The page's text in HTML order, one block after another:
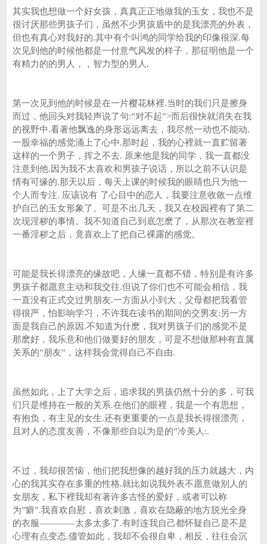
其实我也想做一个好女孩，真真正正地做我的玉女，我也不是
很讨厌那些男孩子们，虽然不少男孩盾中的是我漂亮的外表，
但也有真心对我好的.其中有个叫鸿的同学给我的印像很深.每
次见到他的时候他都是一付意气风发的样子，那征明他是一个
有精力的的男人，，智力型的男人.
第一次见到他的时候是在一片樱花林裡.当时的我们只是擦身
而过，他回头对我轻声说了句:”对不起”>而后很快就消失在我
的视野中.看著他飘逸的身形远远离去，我尽然一动也不能动.
一股幸福的感觉涌上了心中.那时起，我的心裡就一直贮留著
这样的一个男子，挥之不去. 原来他是我的同学，我一直都没
注意到他.因为我不太喜欢和男孩子说话，所以之前不认识是
情有可缘的.那天以后，每天上课的时候我的眼睛也只为他一
个人而专注. 应该说有 了心目中的恋人，我要注意收敛一点维
护自己的玉女形象了。可是不出几天，我又在校园裡有了第二
次现淫秽的事情。我不知道自己到底怎麽了，从那次在教室裡
一番淫秽之后，竟喜欢上了把自己裸露的感觉。
可能是我长得漂亮的缘故吧，人缘一直都不错，特别是有许多
男孩子都愿意主动和我交往.但说了你们也不可能会相信，我
一直没有正式交过男朋友.一方面从小到大，父母都把我看管
得很严，怕影响学习，不许我在读书的期间的交男友:另一方
面是我自己的原因.不知道为什麽，我对男孩子们的感觉不是
那麽好，我乐意和他们做要好的朋友，可是不想做那种有直属
关系的”朋友”，这样我会觉得自己不自由.
虽然如此，上了大学之后，追求我的男孩仍然十分的多，可我
们只是维持在一般的关系.在他们的眼裡，我是一个有思想，
有抱负，有主见的女生.还有更重要的一点是我长得很漂亮，
且对人的态度友善，不像那些自以为是的”冷美人:.
不过，我却很苦恼，他们把我想像的越好我的压力就越大，内
心的我其实存在多重的性格.就比如说我外表不愿意做别人的
女朋友，私下裡我却有著许多古怪的爱好，或者可以称
为”癖”.我喜欢自慰，喜欢刺激，喜欢在隐蔽的地方脱光全身
的衣服————太多太多了.有时连我自己都怀疑自己是不是
心理有点变态.儘管如此，我却不会很自卑，相反，往往会沉